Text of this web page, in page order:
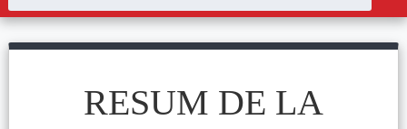
RESUM DE LA